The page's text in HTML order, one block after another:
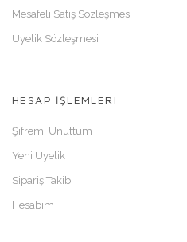
Mesafeli Satış Sözleşmesi
Üyelik Sözleşmesi
HESAP İŞLEMLERI
Şifremi Unuttum
Yeni Üyelik
Sipariş Takibi
Hesabım